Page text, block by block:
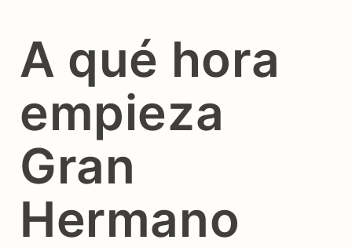
A qué hora
empieza
Gran
Hermano